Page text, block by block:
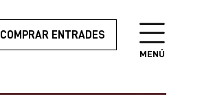
MENÚ
COMPRAR ENTRADES